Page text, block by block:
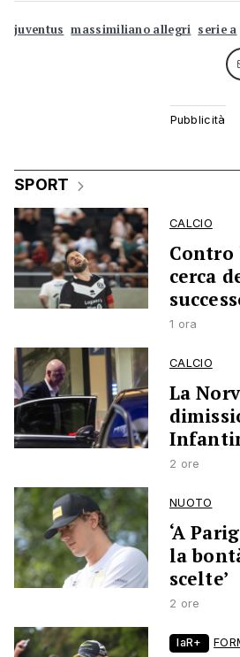
juventus massimiliano allegri serie a
SPORT
CALCIO
cerca
1 ora
CALCIO
La
2 ore
NUOTO
‘A
la
scelte’
2 ore
laR+